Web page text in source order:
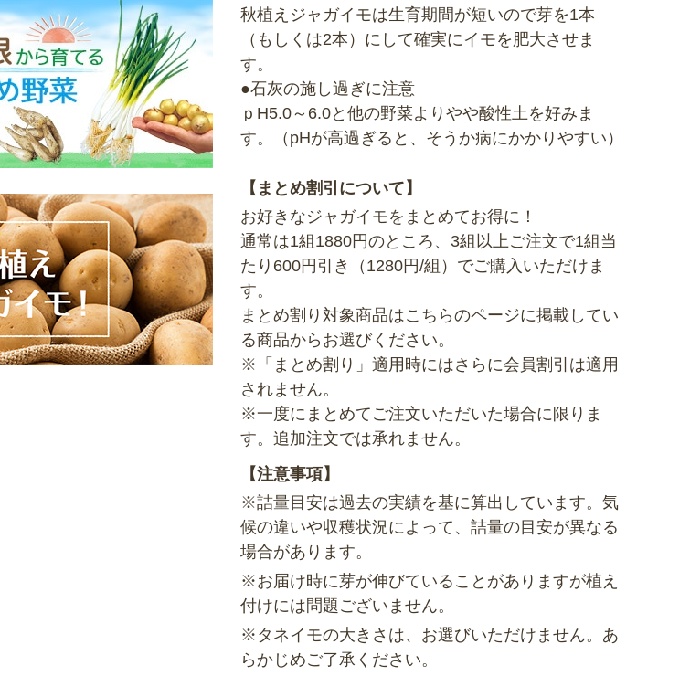
秋植えジャガイモは生育期間が短いので芽を1本
（もしくは2本）にして確実にイモを肥大させま
す。
●石灰の施し過ぎに注意
ｐH5.0～6.0と他の野菜よりやや酸性土を好みま
す。（pHが高過ぎると、そうか病にかかりやすい）
【まとめ割引について】
お好きなジャガイモをまとめてお得に！
通常は1組1880円のところ、3組以上ご注文で1組当
たり600円引き（1280円/組）でご購入いただけま
す。
まとめ割り対象商品はこちらのページに掲載してい
る商品からお選びください。
※「まとめ割り」適用時にはさらに会員割引は適用
されません。
※一度にまとめてご注文いただいた場合に限りま
す。追加注文では承れません。
【注意事項】
※詰量目安は過去の実績を基に算出しています。気
候の違いや収穫状況によって、詰量の目安が異なる
場合があります。
※お届け時に芽が伸びていることがありますが植え
付けには問題ございません。
※タネイモの大きさは、お選びいただけません。あ
らかじめご了承ください。